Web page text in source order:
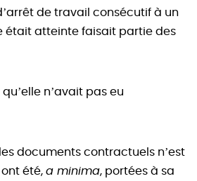
de travail consécutif à un
était atteinte faisait partie des
n’avait pas eu
documents contractuels n’est
été, a minima, portées à sa